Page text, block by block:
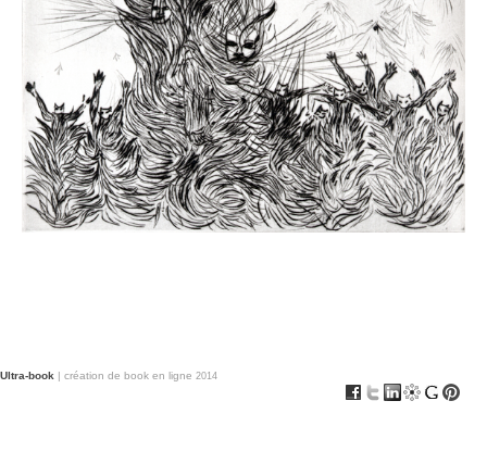
Ultra-book | création de book en ligne 2014